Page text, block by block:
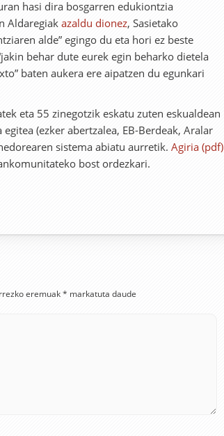
hasi dira bosgarren edukiontzia
Aldaregiakazaldu dionez, Sasietako
alde” egingo du eta hori ez beste
behar dute eurek egin beharko dietela
baten aukera ere aipatzen du egunkari
eta 55 zinegotzik eskatu zuten eskualdean
(ezker abertzalea, EB-Berdeak, Aralar
sistema abiatu aurretik. Agiria (pdf)
bost ordezkari.
eremuak* markatuta daude